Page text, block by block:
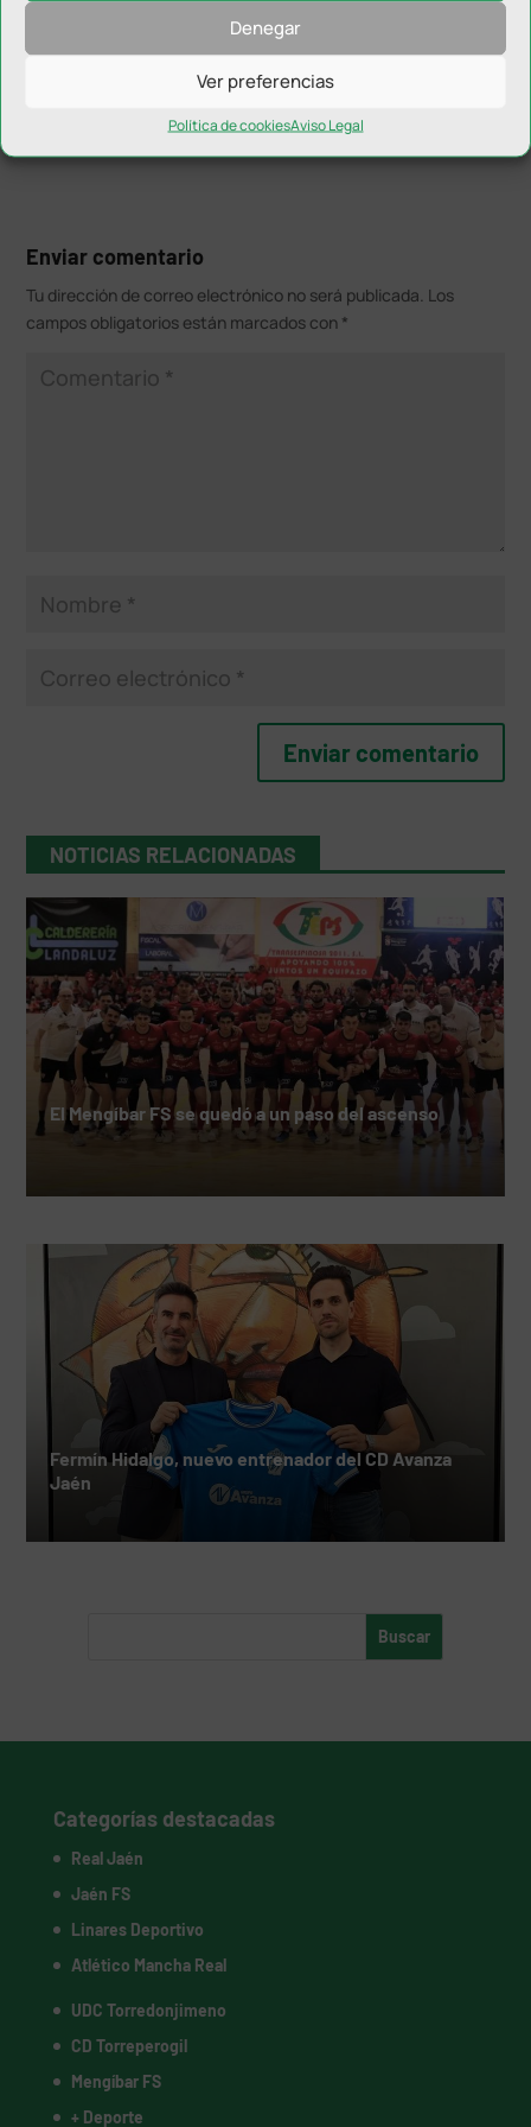
Denegar
Ver preferencias
Política de cookiesAviso Legal
próximo sábado 23 de diciembre a tierras
donde cerrará este 2023 jugando frente
al Albacete Fútbol Sala.
Enviar comentario
Tu dirección de correo electrónico no será publicada. Los
campos obligatorios están marcados con *
NOTICIAS RELACIONADAS
El Mengíbar FS se quedó a un paso del ascenso
Fermín Hidalgo, nuevo entrenador del CD Avanza
Jaén
Categorías destacadas
Real Jaén
Jaén FS
Linares Deportivo
Atlético Mancha Real
UDC Torredonjimeno
CD Torreperogil
Mengíbar FS
+ Deporte